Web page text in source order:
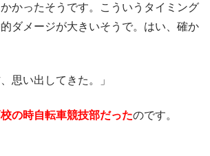
かったそうです。こういうタイミング
ダメージが大きいそうで。はい、確か
思い出してきた。」
の時自転車競技部だったのです。